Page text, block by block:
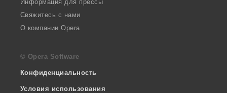
Информация для прессы
Свяжитесь с нами
О компании Opera
© Opera Software
Конфиденциальность
Условия использования